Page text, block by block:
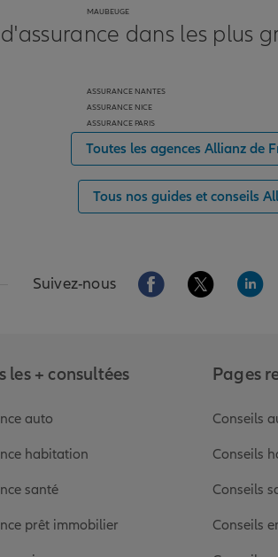
MAUBEUGE
dans les plus
ASSURANCE NANTES
ASSURANCE NICE
ASSURANCE PARIS
Toutes les agences Allianz de
Tous nos guides et conseils
Suivez-nous Aller sur la page
Aller sur la
les + consultées
auto
habitation
santé
prêt immobilier
Pages
Conseils
Conseils
Conseils
Conseils